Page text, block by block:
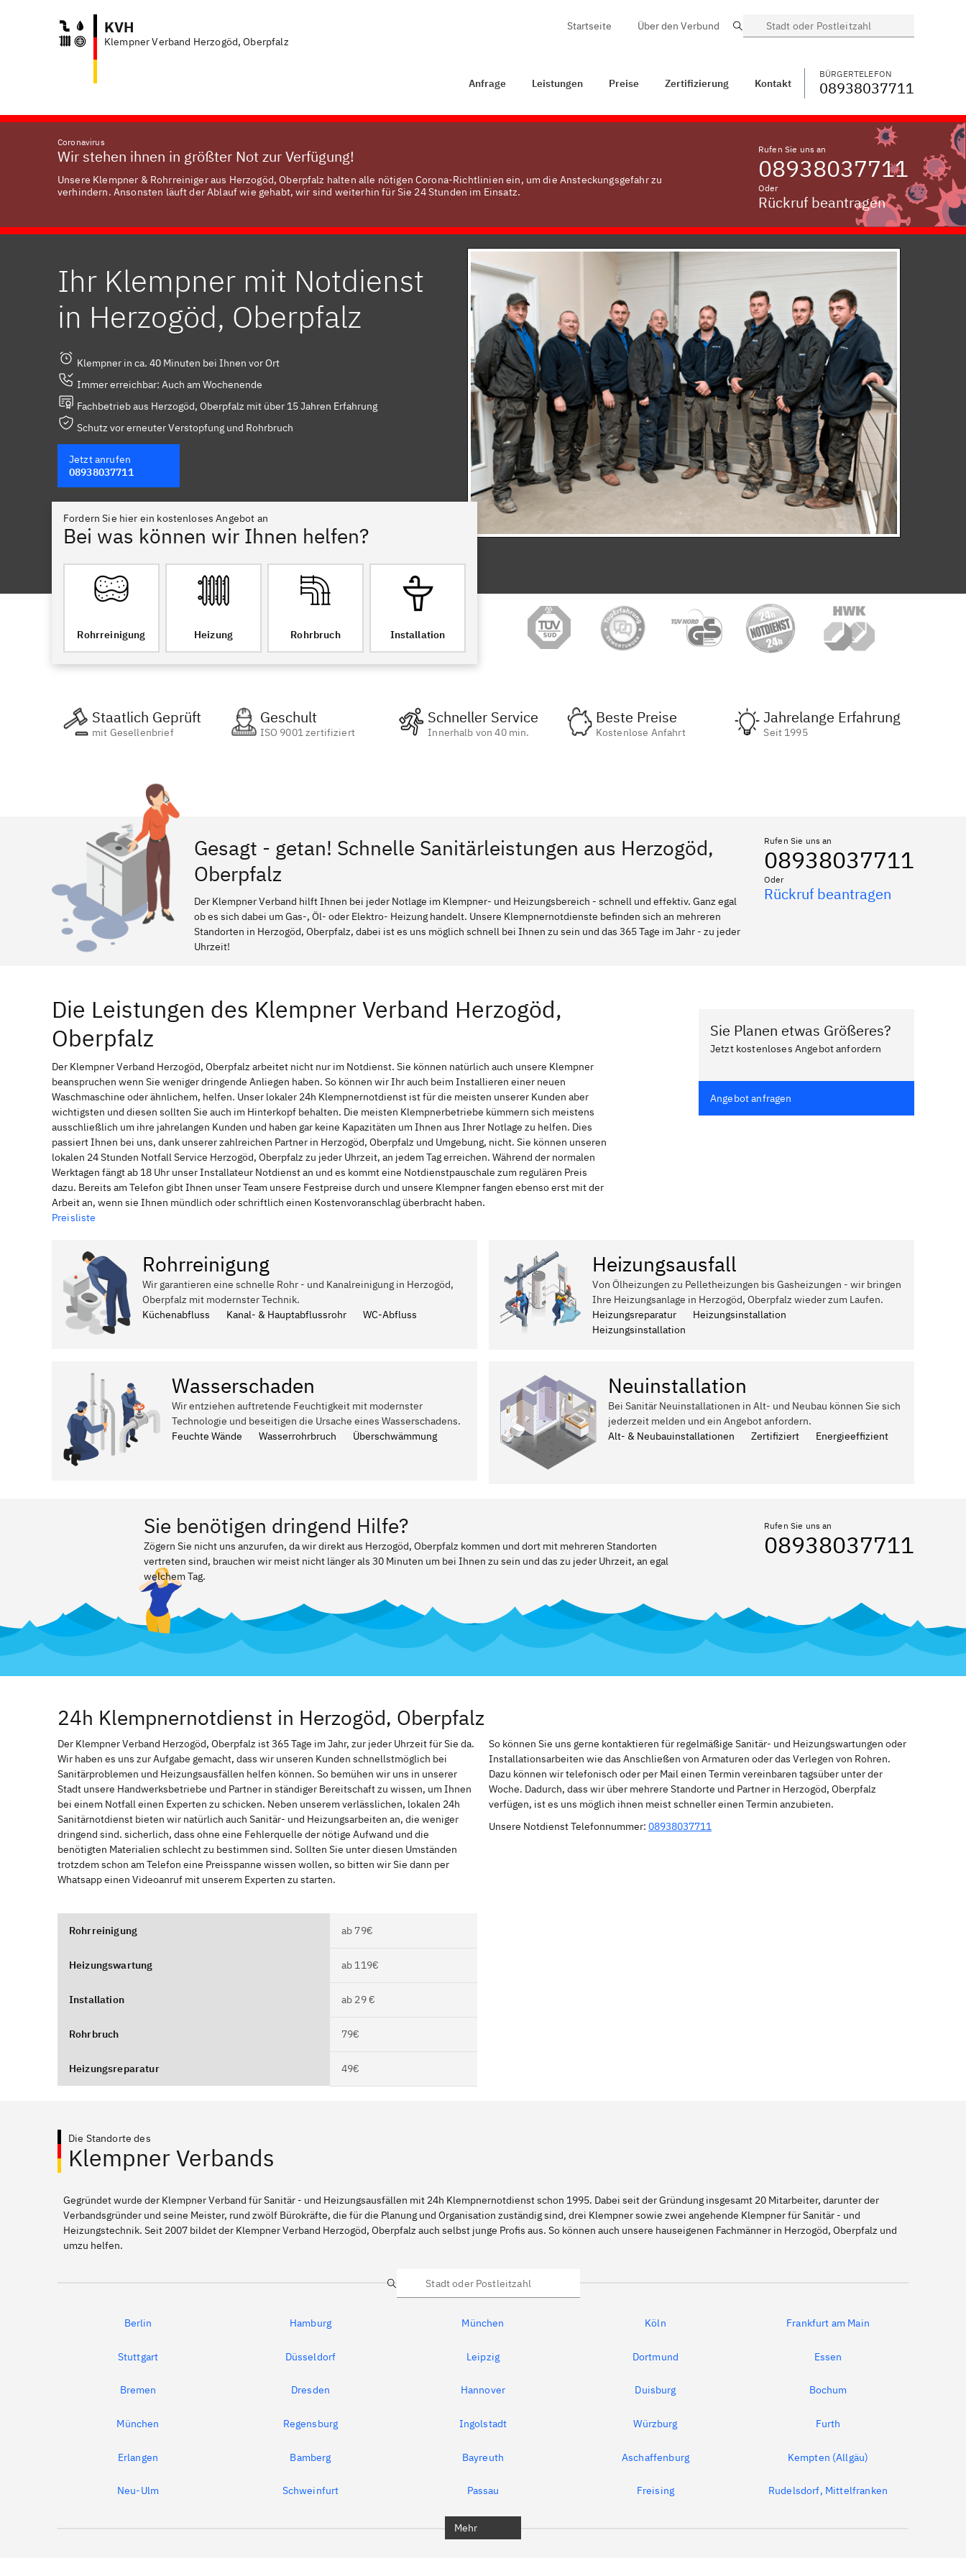
KVH
Klempner Verband Herzogöd, Oberpfalz
BÜRGERTELEFON WECHSELN
Startseite Über den Verbund Suche
Anfrage Leistungen Preise Zertifizierung Kontakt
BÜRGERTELEFON
08938037711
Coronavirus
Wir stehen ihnen in größter Not zur Verfügung!
Unsere Klempner & Rohrreiniger aus Herzogöd, Oberpfalz halten alle nötigen Corona-Richtlinien ein, um die Ansteckungsgefahr zu
verhindern. Ansonsten läuft der Ablauf wie gehabt, wir sind weiterhin für Sie 24 Stunden im Einsatz.
Rufen Sie uns an
08938037711
Oder
Rückruf beantragen
Ihr Klempner mit Notdienst
in Herzogöd, Oberpfalz
Klempner in ca. 40 Minuten bei Ihnen vor Ort
Immer erreichbar: Auch am Wochenende
Fachbetrieb aus Herzogöd, Oberpfalz mit über 15 Jahren Erfahrung
Schutz vor erneuter Verstopfung und Rohrbruch
Jetzt anrufen
08938037711
Fordern Sie hier ein kostenloses Angebot an
Bei was können wir Ihnen helfen?
Rohrreinigung Heizung Rohrbruch Installation
Staatlich Geprüft
mit Gesellenbrief
Geschult
ISO 9001 zertifiziert
Schneller Service
Innerhalb von 40 min.
Beste Preise
Kostenlose Anfahrt
Jahrelange Erfahrung
Seit 1995
Gesagt - getan! Schnelle Sanitärleistungen aus Herzogöd,
Oberpfalz
Der Klempner Verband hilft Ihnen bei jeder Notlage im Klempner- und Heizungsbereich - schnell und effektiv. Ganz egal
ob es sich dabei um Gas-, Öl- oder Elektro- Heizung handelt. Unsere Klempnernotdienste befinden sich an mehreren
Standorten in Herzogöd, Oberpfalz, dabei ist es uns möglich schnell bei Ihnen zu sein und das 365 Tage im Jahr - zu jeder
Uhrzeit!
Rufen Sie uns an
08938037711
Oder
Rückruf beantragen
Die Leistungen des Klempner Verband Herzogöd,
Oberpfalz
Der Klempner Verband Herzogöd, Oberpfalz arbeitet nicht nur im Notdienst. Sie können natürlich auch unsere Klempner
beanspruchen wenn Sie weniger dringende Anliegen haben. So können wir Ihr auch beim Installieren einer neuen
Waschmaschine oder ähnlichem, helfen. Unser lokaler 24h Klempnernotdienst ist für die meisten unserer Kunden aber
wichtigsten und diesen sollten Sie auch im Hinterkopf behalten. Die meisten Klempnerbetriebe kümmern sich meistens
ausschließlich um ihre jahrelangen Kunden und haben gar keine Kapazitäten um Ihnen aus Ihrer Notlage zu helfen. Dies
passiert Ihnen bei uns, dank unserer zahlreichen Partner in Herzogöd, Oberpfalz und Umgebung, nicht. Sie können unseren
lokalen 24 Stunden Notfall Service Herzogöd, Oberpfalz zu jeder Uhrzeit, an jedem Tag erreichen. Während der normalen
Werktagen fängt ab 18 Uhr unser Installateur Notdienst an und es kommt eine Notdienstpauschale zum regulären Preis
dazu. Bereits am Telefon gibt Ihnen unser Team unsere Festpreise durch und unsere Klempner fangen ebenso erst mit der
Arbeit an, wenn sie Ihnen mündlich oder schriftlich einen Kostenvoranschlag überbracht haben.
Preisliste
Sie Planen etwas Größeres?
Jetzt kostenloses Angebot anfordern
Angebot anfragen
Rohrreinigung
Wir garantieren eine schnelle Rohr - und Kanalreinigung in Herzogöd,
Oberpfalz mit modernster Technik.
Küchenabfluss
Kanal- & Hauptabflussrohr WC-Abfluss
Heizungsausfall
Von Ölheizungen zu Pelletheizungen bis Gasheizungen - wir bringen
Ihre Heizungsanlage in Herzogöd, Oberpfalz wieder zum Laufen.
Heizungsreparatur
Heizungsinstallation
Heizungsinstallation
Wasserschaden
Wir entziehen auftretende Feuchtigkeit mit modernster
Technologie und beseitigen die Ursache eines Wasserschadens.
Feuchte Wände
Wasserrohrbruch Überschwämmung
Neuinstallation
Bei Sanitär Neuinstallationen in Alt- und Neubau können Sie sich
jederzeit melden und ein Angebot anfordern.
Alt- & Neubauinstallationen
Zertifiziert Energieeffizient
Sie benötigen dringend Hilfe?
Zögern Sie nicht uns anzurufen, da wir direkt aus Herzogöd, Oberpfalz kommen und dort mit mehreren Standorten
vertreten sind, brauchen wir meist nicht länger als 30 Minuten um bei Ihnen zu sein und das zu jeder Uhrzeit, an egal
welchem Tag.
Rufen Sie uns an
08938037711
24h Klempnernotdienst in Herzogöd, Oberpfalz
Der Klempner Verband Herzogöd, Oberpfalz ist 365 Tage im Jahr, zur jeder Uhrzeit für Sie da.
Wir haben es uns zur Aufgabe gemacht, dass wir unseren Kunden schnellstmöglich bei
Sanitärproblemen und Heizungsausfällen helfen können. So bemühen wir uns in unserer
Stadt unsere Handwerksbetriebe und Partner in ständiger Bereitschaft zu wissen, um Ihnen
bei einem Notfall einen Experten zu schicken. Neben unserem verlässlichen, lokalen 24h
Sanitärnotdienst bieten wir natürlich auch Sanitär- und Heizungsarbeiten an, die weniger
dringend sind. sicherlich, dass ohne eine Fehlerquelle der nötige Aufwand und die
benötigten Materialien schlecht zu bestimmen sind. Sollten Sie unter diesen Umständen
trotzdem schon am Telefon eine Preisspanne wissen wollen, so bitten wir Sie dann per
Whatsapp einen Videoanruf mit unserem Experten zu starten.
So können Sie uns gerne kontaktieren für regelmäßige Sanitär- und Heizungswartungen oder
Installationsarbeiten wie das Anschließen von Armaturen oder das Verlegen von Rohren.
Dazu können wir telefonisch oder per Mail einen Termin vereinbaren tagsüber unter der
Woche. Dadurch, dass wir über mehrere Standorte und Partner in Herzogöd, Oberpfalz
verfügen, ist es uns möglich ihnen meist schneller einen Termin anzubieten.
Unsere Notdienst Telefonnummer: 08938037711
Rohrreinigung ab 79€
Heizungswartung ab 119€
Installation ab 29 €
Rohrbruch 79€
Heizungsreparatur 49€
Die Standorte des
Klempner Verbands
Gegründet wurde der Klempner Verband für Sanitär - und Heizungsausfällen mit 24h Klempnernotdienst schon 1995. Dabei seit der Gründung insgesamt 20 Mitarbeiter, darunter der
Verbandsgründer und seine Meister, rund zwölf Bürokräfte, die für die Planung und Organisation zuständig sind, drei Klempner sowie zwei angehende Klempner für Sanitär - und
Heizungstechnik. Seit 2007 bildet der Klempner Verband Herzogöd, Oberpfalz auch selbst junge Profis aus. So können auch unsere hauseigenen Fachmänner in Herzogöd, Oberpfalz und
umzu helfen.
Suche
Berlin Hamburg München Köln Frankfurt am Main
Stuttgart Düsseldorf Leipzig Dortmund Essen
Bremen Dresden Hannover Duisburg Bochum
München Regensburg Ingolstadt Würzburg Furth
Erlangen Bamberg Bayreuth Aschaffenburg Kempten (Allgäu)
Neu-Ulm Schweinfurt Passau Freising Rudelsdorf, Mittelfranken
Mehr